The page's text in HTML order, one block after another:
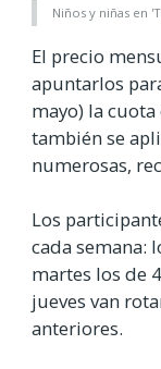
Niños y niñas en
El precio
apuntarlos
mayo) la
también se
numerosas,
Los
cada semana:
martes los de
jueves van
anteriores.